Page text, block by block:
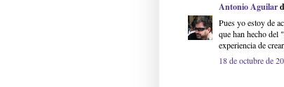
Antonio Aguilar
Pues yo estoy de
que han hecho del
experiencia de crear.
18 de octubre de